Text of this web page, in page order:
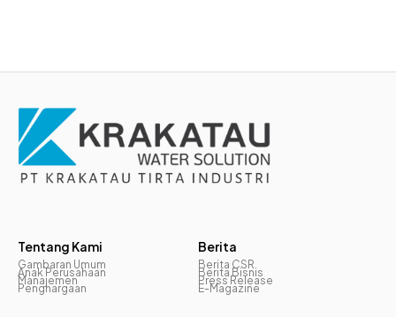
Tentang Kami
Gambaran Umum
Anak Perusahaan
Manajemen
Penghargaan
Berita
Berita CSR
Berita Bisnis
Press Release
E-Magazine